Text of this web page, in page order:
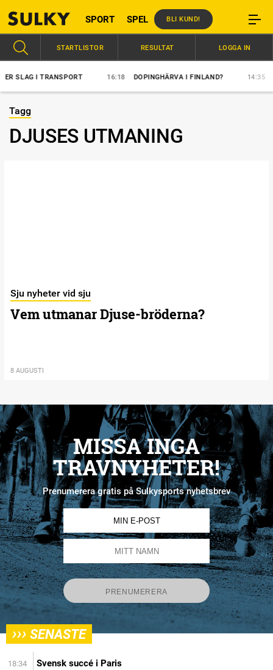
SPORT SPEL BLI KUND!
I TRANSPORT 16:18 DOPINGHÄRVA I FINLAND? 14:35
STARTLISTOR RESULTAT LOGGA IN
Tagg
DJUSES UTMANING
Sju nyheter vid sju
Vem utmanar Djuse-bröderna?
8 AUGUSTI
MISSA INGA
TRAVNYHETER!
Prenumerera gratis på Sulkysports nyhetsbrev
››› SENASTE
18:34 Svensk succé i Paris